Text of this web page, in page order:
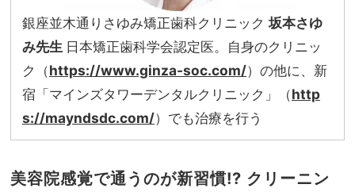
銀座並木通りさゆみ矯正歯科クリニック 坂本さゆ
み先生 日本矯正歯科学会認定医。自身のクリニッ
ク（https://www.ginza-soc.com/）の他に、新
宿「マインズタワーデンタルクリニック」（http
s://mayndsdc.com/）でも治療を行う
美容院感覚で通うのが新習慣!? クリーニン